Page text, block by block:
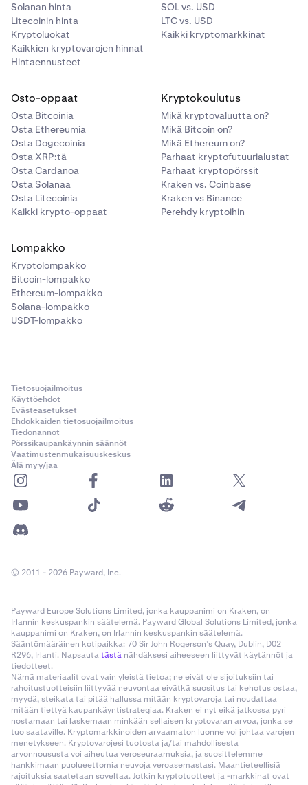
Solanan hinta
Litecoinin hinta
Kryptoluokat
Kaikkien kryptovarojen hinnat
Hintaennusteet
SOL vs. USD
LTC vs. USD
Kaikki kryptomarkkinat
Osto-oppaat
Osta Bitcoinia
Osta Ethereumia
Osta Dogecoinia
Osta XRP:tä
Osta Cardanoa
Osta Solanaa
Osta Litecoinia
Kaikki krypto-oppaat
Kryptokoulutus
Mikä kryptovaluutta on?
Mikä Bitcoin on?
Mikä Ethereum on?
Parhaat kryptofutuurialustat
Parhaat kryptopörssit
Kraken vs. Coinbase
Kraken vs Binance
Perehdy kryptoihin
Lompakko
Kryptolompakko
Bitcoin-lompakko
Ethereum-lompakko
Solana-lompakko
USDT-lompakko
Tietosuojailmoitus
Käyttöehdot
Evästeasetukset
Ehdokkaiden tietosuojailmoitus
Tiedonannot
Pörssikaupankäynnin säännöt
Vaatimustenmukaisuuskeskus
Älä myy/jaa
© 2011 - 2026 Payward, Inc.
Payward Europe Solutions Limited, jonka kauppanimi on Kraken, on
Irlannin keskuspankin säätelemä. Payward Global Solutions Limited, jonka
kauppanimi on Kraken, on Irlannin keskuspankin säätelemä.
Sääntömääräinen kotipaikka: 70 Sir John Rogerson’s Quay, Dublin, D02
R296, Irlanti. Napsautatästä nähdäksesi aiheeseen liittyvät käytännöt ja
tiedotteet.
Nämä materiaalit ovat vain yleistä tietoa; ne eivät ole sijoituksiin tai
rahoitustuotteisiin liittyvää neuvontaa eivätkä suositus tai kehotus ostaa,
myydä, steikata tai pitää hallussa mitään kryptovaroja tai noudattaa
mitään tiettyä kaupankäyntistrategiaa. Kraken ei nyt eikä jatkossa pyri
nostamaan tai laskemaan minkään sellaisen kryptovaran arvoa, jonka se
tuo saataville. Kryptomarkkinoiden arvaamaton luonne voi johtaa varojen
menetykseen. Kryptovarojesi tuotosta ja/tai mahdollisesta
arvonnoususta voi aiheutua veroseuraamuksia, ja suosittelemme
hankkimaan puolueettomia neuvoja veroasemastasi. Maantieteellisiä
rajoituksia saatetaan soveltaa. Jotkin kryptotuotteet ja -markkinat ovat